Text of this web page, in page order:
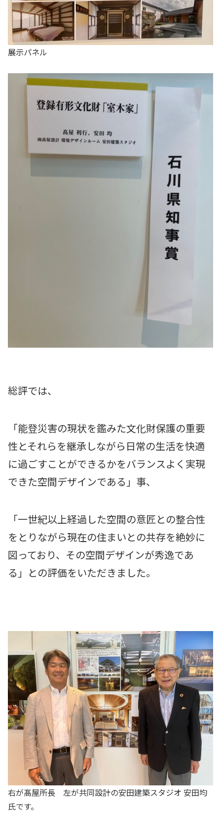
展示パネル
総評では、
「能登災害の現状を鑑みた文化財保護の重要
性とそれらを継承しながら日常の生活を快適
に過ごすことができるかをバランスよく実現
できた空間デザインである」事、
「一世紀以上経過した空間の意匠との整合性
をとりながら現在の住まいとの共存を絶妙に
図っており、その空間デザインが秀逸であ
る」との評価をいただきました。
右が髙屋所長 左が共同設計の安田建築スタジオ 安田均
氏です。